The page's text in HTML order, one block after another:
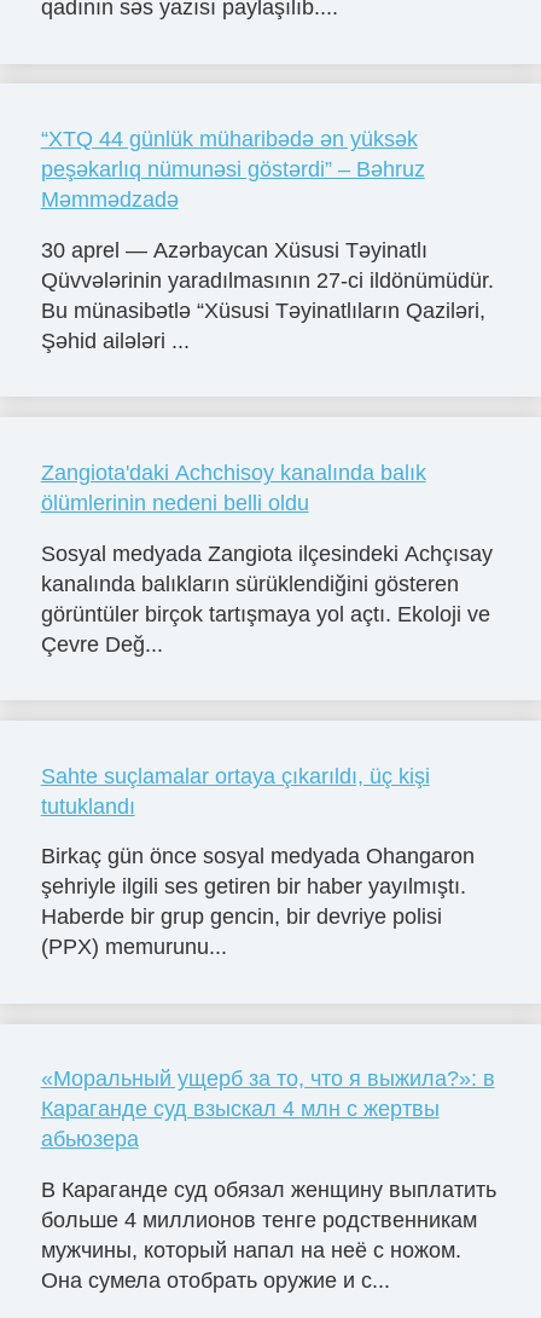
qadının səs yazısı paylaşılıb....
“XTQ 44 günlük müharibədə ən yüksək
peşəkarlıq nümunəsi göstərdi” – Bəhruz
Məmmədzadə
30 aprel — Azərbaycan Xüsusi Təyinatlı
Qüvvələrinin yaradılmasının 27-ci ildönümüdür.
Bu münasibətlə “Xüsusi Təyinatlıların Qaziləri,
Şəhid ailələri ...
Zangiota'daki Achchisoy kanalında balık
ölümlerinin nedeni belli oldu
Sosyal medyada Zangiota ilçesindeki Achçısay
kanalında balıkların sürüklendiğini gösteren
görüntüler birçok tartışmaya yol açtı. Ekoloji ve
Çevre Değ...
Sahte suçlamalar ortaya çıkarıldı, üç kişi
tutuklandı
Birkaç gün önce sosyal medyada Ohangaron
şehriyle ilgili ses getiren bir haber yayılmıştı.
Haberde bir grup gencin, bir devriye polisi
(PPX) memurunu...
«Моральный ущерб за то, что я выжила?»: в
Караганде суд взыскал 4 млн с жертвы
абьюзера
В Караганде суд обязал женщину выплатить
больше 4 миллионов тенге родственникам
мужчины, который напал на неё с ножом.
Она сумела отобрать оружие и с...